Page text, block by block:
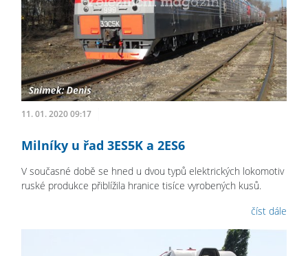
11. 01. 2020 09:17
Milníky u řad 3ES5K a 2ES6
V současné době se hned u dvou typů elektrických lokomotiv
ruské produkce přiblížila hranice tisíce vyrobených kusů.
číst dále